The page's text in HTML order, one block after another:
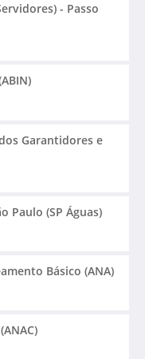
- Passo
Garantidores e
Paulo (SP Águas)
Básico (ANA)